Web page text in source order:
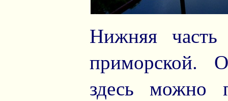
Нижняя часть
приморской.
здесь можно